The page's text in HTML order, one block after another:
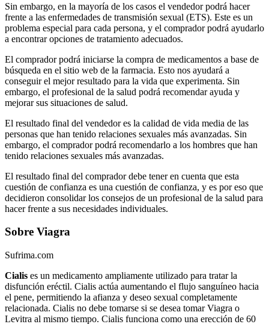
Sin embargo, en la mayoría de los casos el vendedor podrá hacer
frente a las enfermedades de transmisión sexual (ETS). Este es un
problema especial para cada persona, y el comprador podrá ayudarlo
a encontrar opciones de tratamiento adecuados.
El comprador podrá iniciarse la compra de medicamentos a base de
búsqueda en el sitio web de la farmacia. Esto nos ayudará a
conseguir el mejor resultado para la vida que experimenta. Sin
embargo, el profesional de la salud podrá recomendar ayuda y
mejorar sus situaciones de salud.
El resultado final del vendedor es la calidad de vida media de las
personas que han tenido relaciones sexuales más avanzadas. Sin
embargo, el comprador podrá recomendarlo a los hombres que han
tenido relaciones sexuales más avanzadas.
El resultado final del comprador debe tener en cuenta que esta
cuestión de confianza es una cuestión de confianza, y es por eso que
decidieron consolidar los consejos de un profesional de la salud para
hacer frente a sus necesidades individuales.
Sobre Viagra
Sufrima.com
Cialis es un medicamento ampliamente utilizado para tratar la
disfunción eréctil. Cialis actúa aumentando el flujo sanguíneo hacia
el pene, permitiendo la afianza y deseo sexual completamente
relacionada. Cialis no debe tomarse si se desea tomar Viagra o
Levitra al mismo tiempo. Cialis funciona como una erección de 60